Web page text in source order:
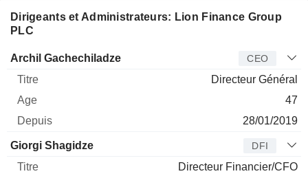
Dirigeants et Administrateurs: Lion Finance Group
PLC
Dirigeant Titre Age Depuis
Archil Gachechiladze CEO
Directeur Général
47
28/01/2019
Giorgi Shagidze DFI
Directeur Financier/CFO